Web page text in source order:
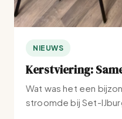
NIEUWS
Kerstviering:
Wat was het een
stroomde bij Set-